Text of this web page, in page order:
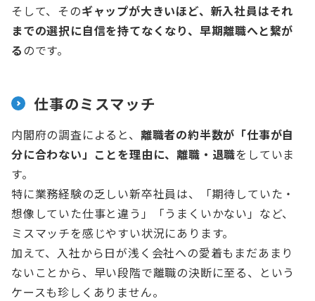
そして、そのギャップが大きいほど、新入社員はそれ
までの選択に自信を持てなくなり、早期離職へと繋が
るのです。
仕事のミスマッチ
内閣府の調査によると、 離職者の約半数が「仕事が自
分に合わない」ことを理由に、離職・退職をしていま
す。
特に業務経験の乏しい新卒社員は、「期待していた・
想像していた仕事と違う」「うまくいかない」など、
ミスマッチを感じやすい状況にあります。
加えて、入社から日が浅く会社への愛着もまだあまり
ないことから、早い段階で離職の決断に至る、という
ケースも珍しくありません。